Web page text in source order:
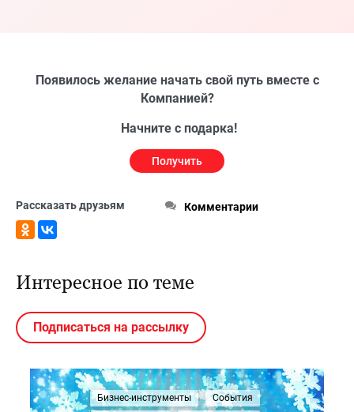
Появилось желание начать свой путь вместе с
Компанией?
Начните с подарка!
Получить
Рассказать друзьям Комментарии
Интересное по теме
Подписаться на рассылку
Бизнес-инструменты
События